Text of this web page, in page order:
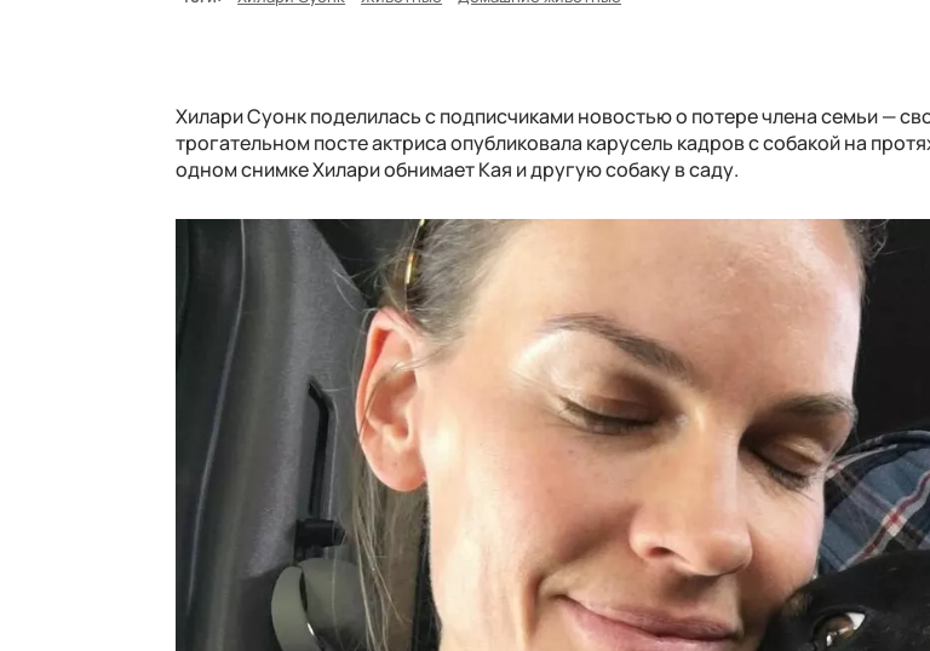
Хилари Суонк поделилась с подписчиками новостью о потере члена семьи —
трогательном посте актриса опубликовала карусель кадров с собакой на
одном снимке Хилари обнимает Кая и другую собаку в саду.